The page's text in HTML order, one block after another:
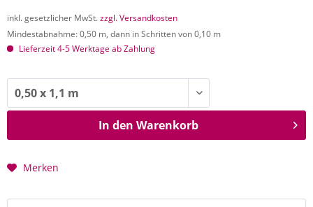
inkl. gesetzlicher MwSt.zzgl. Versandkosten
Mindestabnahme: 0,50 m, dann in Schritten von 0,10 m
Lieferzeit 4-5 Werktage ab Zahlung
In den Warenkorb
Merken